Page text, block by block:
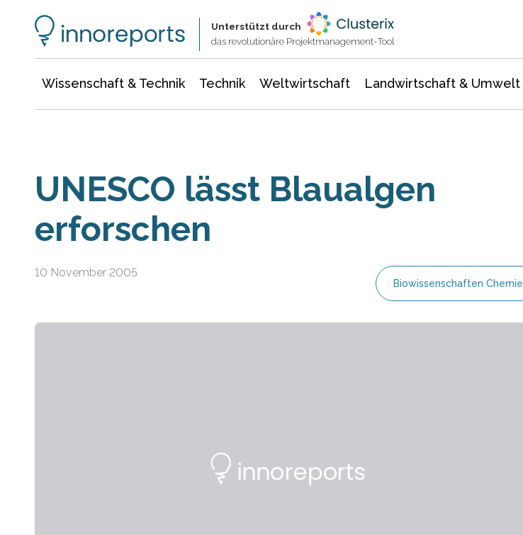
Unterstützt durch
das revolutionäre Projektmanagement-Tool
Wissenschaft & Technik Technik Weltwirtschaft Landwirtschaft & Umwelt
UNESCO lässt Blaualgen
erforschen
10 November 2005
Biowissenschaften Chemie